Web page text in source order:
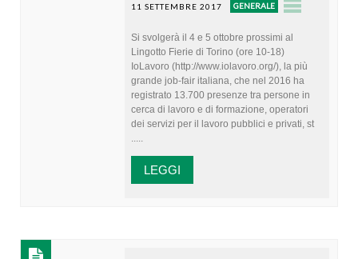
11 SETTEMBRE 2017 GENERALE
Si svolgerà il 4 e 5 ottobre prossimi al
Lingotto Fierie di Torino (ore 10-18)
IoLavoro (http://www.iolavoro.org/), la più
grande job-fair italiana, che nel 2016 ha
registrato 13.700 presenze tra persone in
cerca di lavoro e di formazione, operatori
dei servizi per il lavoro pubblici e privati, st
.....
LEGGI